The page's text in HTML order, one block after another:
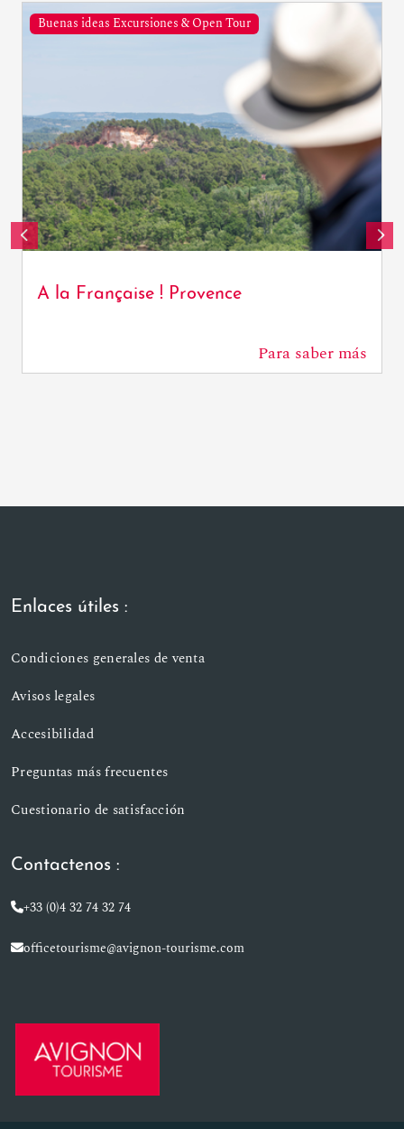
Buenas ideas Excursiones & Open Tour
A la Française ! Provence
Para saber más
Enlaces útiles :
Condiciones generales de venta
Avisos legales
Accesibilidad
Preguntas más frecuentes
Cuestionario de satisfacción
Contactenos :
+33 (0)4 32 74 32 74
officetourisme@avignon-tourisme.com